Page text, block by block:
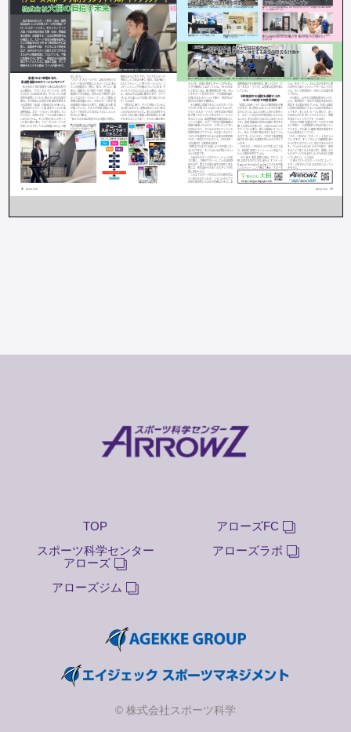
TOP
アローズFC
スポーツ科学センター
アローズ
アローズラボ
アローズジム
© 株式会社スポーツ科学